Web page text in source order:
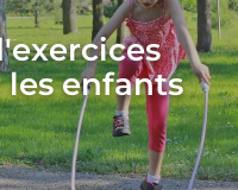
enfants